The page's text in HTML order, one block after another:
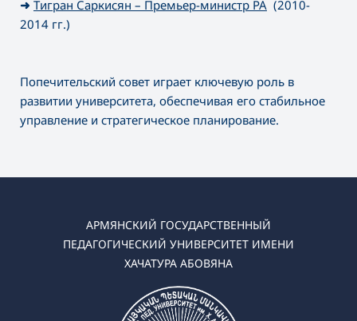
➜ Тигран Саркисян – Премьер-министр РА (2010-
2014 гг.)
Попечительский совет играет ключевую роль в
развитии университета, обеспечивая его стабильное
управление и стратегическое планирование.
АРМЯНСКИЙ ГОСУДАРСТВЕННЫЙ
ПЕДАГОГИЧЕСКИЙ УНИВЕРСИТЕТ ИМЕНИ
ХАЧАТУРА АБОВЯНА